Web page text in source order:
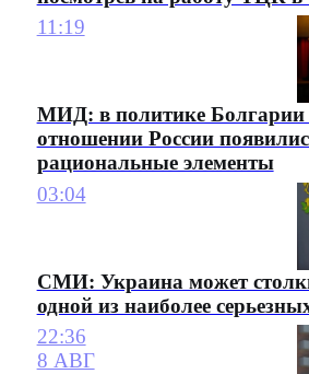
11:19
МИД: в политике Болгарии
отношении России
рациональные элементы
03:04
СМИ: Украина может
одной из наиболее
22:36
8 АВГ